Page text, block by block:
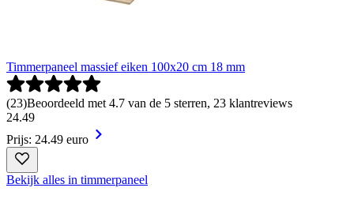
Timmerpaneel massief eiken 100x20 cm 18 mm
(23)Beoordeeld met 4.7 van de 5 sterren, 23 klantreviews
24.49
Prijs: 24.49 euro
Bekijk alles in timmerpaneel